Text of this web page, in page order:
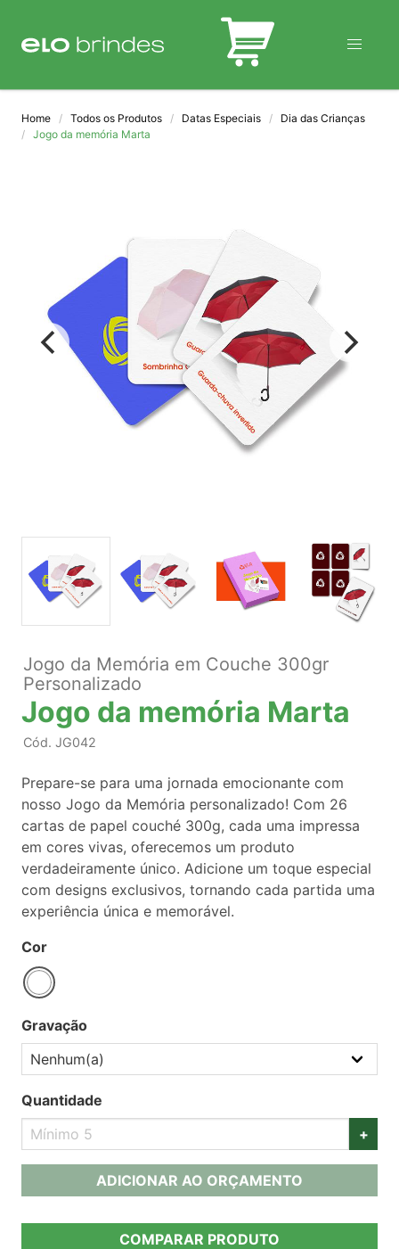
BLOG
Home Todos os Produtos Datas Especiais
Dia das Crianças
Jogo da memória Marta
Jogo da Memória em Couche 300gr
Personalizado
Jogo da memória Marta
Cód. JG042
Prepare-se para uma jornada emocionante com
nosso Jogo da Memória personalizado! Com 26
cartas de papel couché 300g, cada uma impressa
em cores vivas, oferecemos um produto
verdadeiramente único. Adicione um toque especial
com designs exclusivos, tornando cada partida uma
experiência única e memorável.
Cor
Gravação
Quantidade
+
ADICIONAR AO ORÇAMENTO
COMPARAR PRODUTO